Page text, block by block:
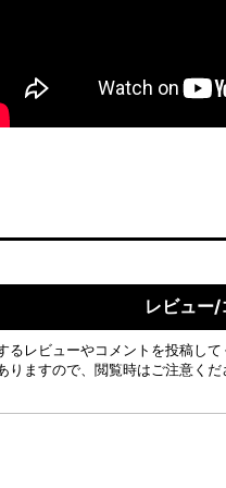
レビュー/
レビューやコメントを投稿して
ますので、閲覧時はご注意くだ